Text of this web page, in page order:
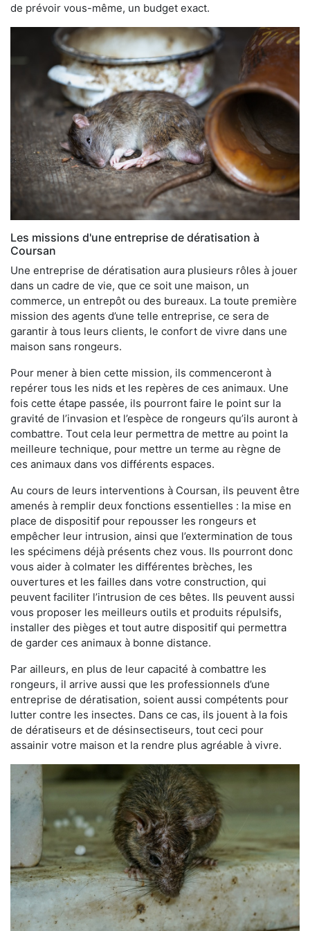
de prévoir vous-même, un budget exact.
Les missions d'une entreprise de dératisation à
Coursan
Une entreprise de dératisation aura plusieurs rôles à jouer
dans un cadre de vie, que ce soit une maison, un
commerce, un entrepôt ou des bureaux. La toute première
mission des agents d’une telle entreprise, ce sera de
garantir à tous leurs clients, le confort de vivre dans une
maison sans rongeurs.
Pour mener à bien cette mission, ils commenceront à
repérer tous les nids et les repères de ces animaux. Une
fois cette étape passée, ils pourront faire le point sur la
gravité de l’invasion et l’espèce de rongeurs qu’ils auront à
combattre. Tout cela leur permettra de mettre au point la
meilleure technique, pour mettre un terme au règne de
ces animaux dans vos différents espaces.
Au cours de leurs interventions à Coursan, ils peuvent être
amenés à remplir deux fonctions essentielles : la mise en
place de dispositif pour repousser les rongeurs et
empêcher leur intrusion, ainsi que l’extermination de tous
les spécimens déjà présents chez vous. Ils pourront donc
vous aider à colmater les différentes brèches, les
ouvertures et les failles dans votre construction, qui
peuvent faciliter l’intrusion de ces bêtes. Ils peuvent aussi
vous proposer les meilleurs outils et produits répulsifs,
installer des pièges et tout autre dispositif qui permettra
de garder ces animaux à bonne distance.
Par ailleurs, en plus de leur capacité à combattre les
rongeurs, il arrive aussi que les professionnels d’une
entreprise de dératisation, soient aussi compétents pour
lutter contre les insectes. Dans ce cas, ils jouent à la fois
de dératiseurs et de désinsectiseurs, tout ceci pour
assainir votre maison et la rendre plus agréable à vivre.